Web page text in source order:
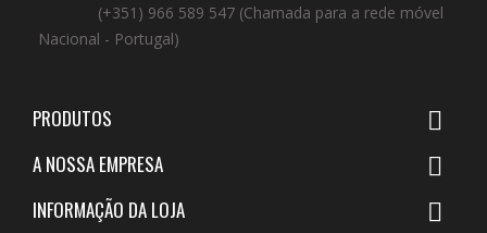
(+351) 966 589 547 (Chamada para a rede móvel
Nacional - Portugal)
PRODUTOS 
A NOSSA EMPRESA 
INFORMAÇÃO DA LOJA 